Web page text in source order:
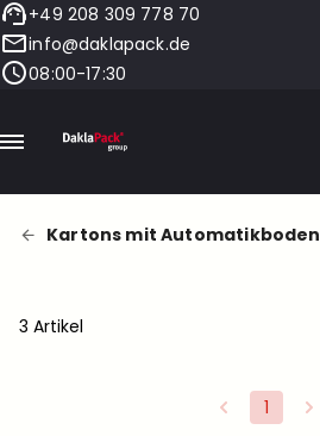
+49 208 309 778 70
info@daklapack.de
08:00-17:30
Kartons mit Automatikboden
3 Artikel
1